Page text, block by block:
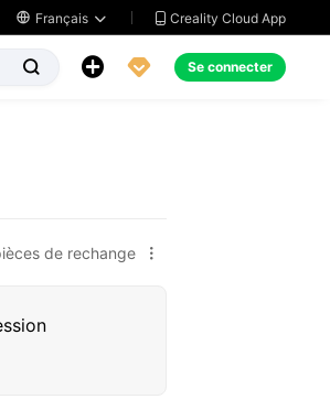
 Français   Creality Cloud App
   Se connecter
de rechange 